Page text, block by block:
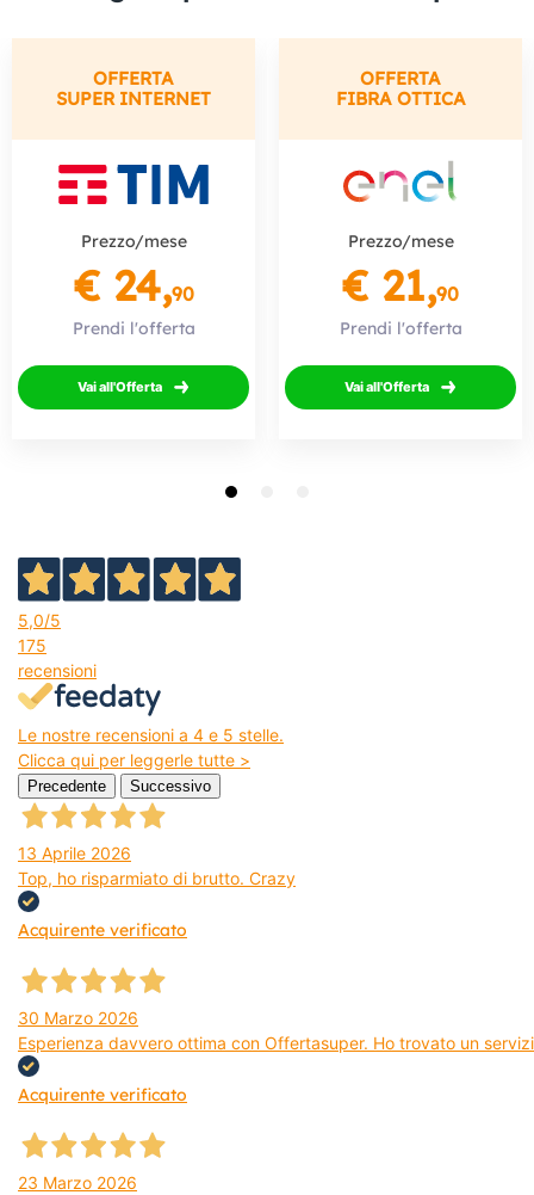
OFFERTA
SUPER INTERNET
Prezzo/mese
€ 24,90
Prendi l'offerta
Vai all'Offerta
OFFERTA
FIBRA OTTICA
Prezzo/mese
€ 21,90
Prendi l'offerta
Vai all'Offerta
5,0/5
175
recensioni
Le nostre recensioni a 4 e 5 stelle.
Clicca qui per leggerle tutte >
Precedente Successivo
13 Aprile 2026
Top, ho risparmiato di brutto. Crazy
Acquirente verificato
30 Marzo 2026
Esperienza davvero ottima con Offertasuper. Ho trovato un
Acquirente verificato
23 Marzo 2026